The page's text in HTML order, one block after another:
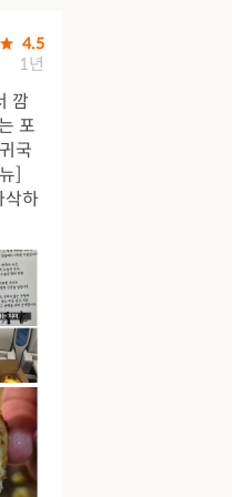
4.5
1년
깜
포
국
]
삭하